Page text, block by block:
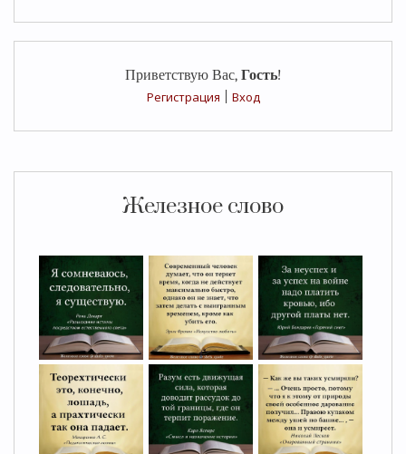
Приветствую Вас, Гость!
Регистрация
Вход
Железное слово